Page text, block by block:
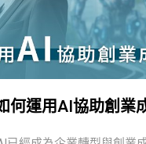
何運用AI協助創業